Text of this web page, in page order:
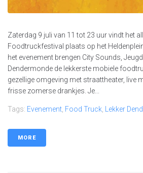
Zaterdag 9 juli van 11 tot 23 uur vindt het
Foodtruckfestival plaats op het
het evenement brengen City Sounds,
Dendermonde de lekkerste mobiele
gezellige omgeving met straattheater, live
frisse zomerse drankjes. Je...
Tags: Evenement Food Truck Lekker
MORE